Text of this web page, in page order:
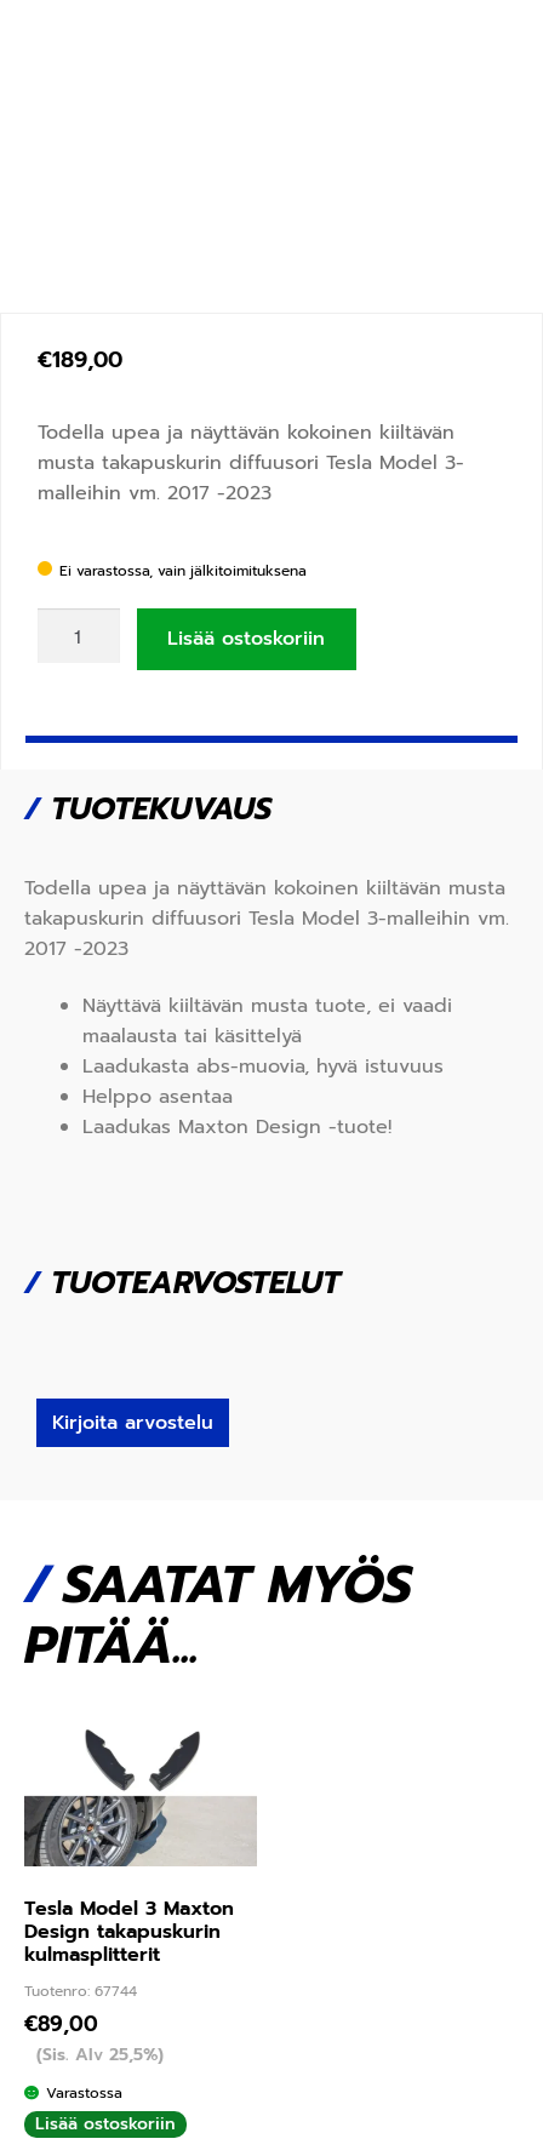
€189,00
Todella upea ja näyttävän kokoinen kiiltävän
musta takapuskurin diffuusori Tesla Model 3-
malleihin vm. 2017 -2023
Ei varastossa, vain jälkitoimituksena
Lisää ostoskoriin
/TUOTEKUVAUS
Todella upea ja näyttävän kokoinen kiiltävän musta
takapuskurin diffuusori Tesla Model 3-malleihin vm.
2017 -2023
Näyttävä kiiltävän musta tuote, ei vaadi
maalausta tai käsittelyä
Laadukasta abs-muovia, hyvä istuvuus
Helppo asentaa
Laadukas Maxton Design -tuote!
/TUOTEARVOSTELUT
Kirjoita arvostelu
SAATAT MYÖS
PITÄÄ...
Tesla Model 3 Maxton
Design takapuskurin
kulmasplitterit
Tuotenro: 67744
€89,00
(Sis. Alv 25,5%)
Varastossa
Lisää ostoskoriin